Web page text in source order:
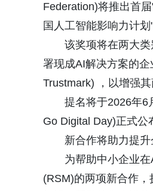
Federation)将推出首
国人工智能影响力计
该奖项将在两大
署现成AI解决方案的
Trustmark) ，以增强其
提名将于2026年6
Go Digital Day)正式公
新合作将助力提
为帮助中小企业
(RSM)的两项新合作